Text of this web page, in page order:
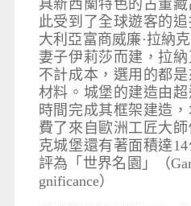
具新西蘭特色的古董
此受到了全球遊客的
大利亞富商威廉·拉納
妻子伊莉莎而建，拉
不計成本，選用的都
材料。城堡的建造由
時間完成其框架建造
費了來自歐洲工匠大
克城堡還有著面積達
評為「世界名園」（
gnificance）